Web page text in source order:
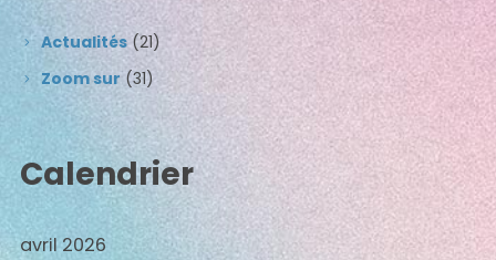
Actualités(21)
Zoom sur(31)
Calendrier
avril 2026